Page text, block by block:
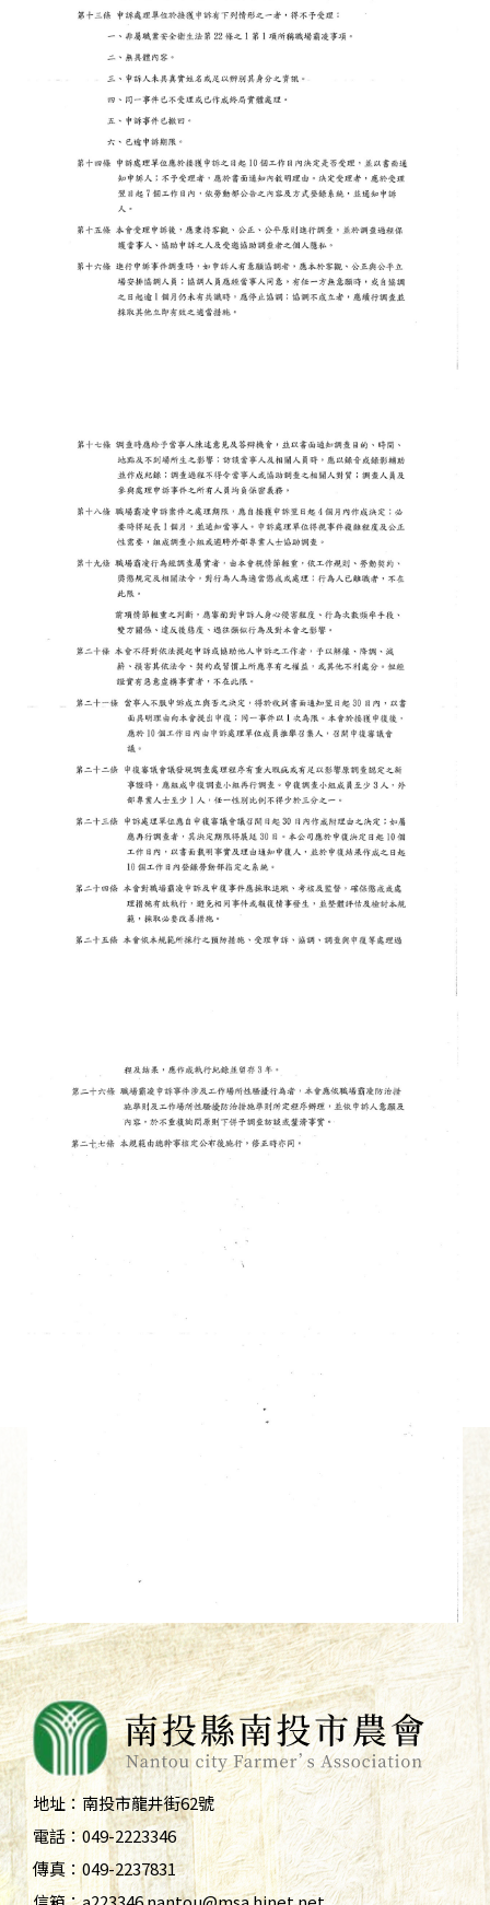
地址：南投市龍井街62號
電話：049-2223346
傳真：049-2237831